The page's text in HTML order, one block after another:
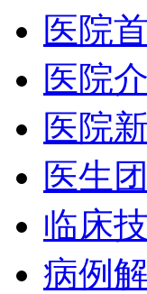
医院
医院
医院
医生
临床
病例